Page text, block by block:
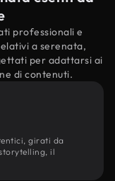
professionali e
a serenata,
per adattarsi ai
di contenuti.
girati da
il